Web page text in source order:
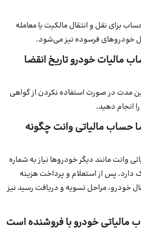
برای نقل و انتقال مالکیت یا معامله
خودروهای فرسوده نیز می‌شود.
مالیات خودرو تاریخ انقضا
این مدت در صورت استفاده نکردن از گواهی
انجام دهید.
حساب مالیاتی وانت چگونه
وانت مانند دیگر خودروها نیاز به شماره
دارد. پس از استعلام و پرداخت هزینه
خودرو، مراحل تسویه و دریافت رسید نیز
مالیاتی خودرو با فروشنده است